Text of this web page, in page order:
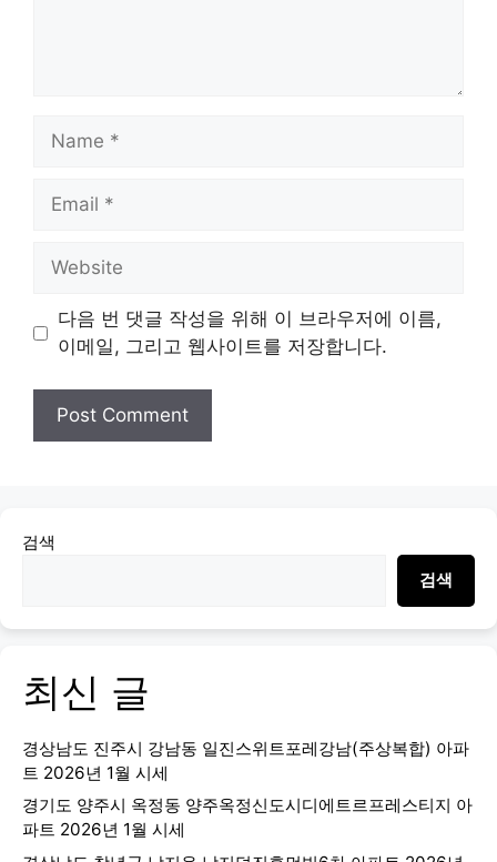
Name
Email
Website
다음 번 댓글 작성을 위해 이 브라우저에 이름,
이메일, 그리고 웹사이트를 저장합니다.
검색
검색
최신 글
경상남도 진주시 강남동 일진스위트포레강남(주상복합) 아파
트 2026년 1월 시세
경기도 양주시 옥정동 양주옥정신도시디에트르프레스티지 아
파트 2026년 1월 시세